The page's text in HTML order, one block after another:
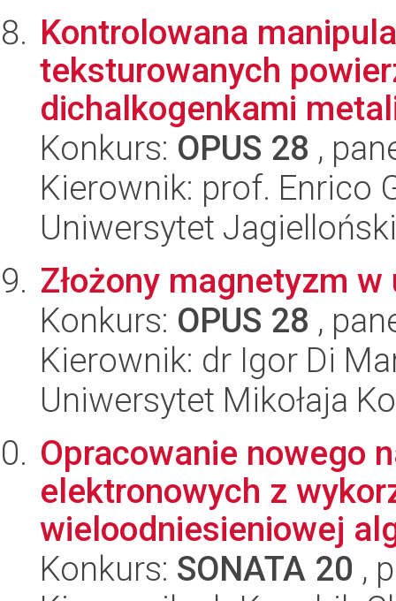
Kontrolowana
teksturowanych
dichalkogenkami
Konkurs: OPUS 28 ,
Kierownik: prof. Enrico
Uniwersytet Jagielloński
Złożony magnetyzm
Konkurs: OPUS 28 ,
Kierownik: dr Igor Di
Uniwersytet Mikołaja
Opracowanie nowego
elektronowych z
wieloodniesieniowej
Konkurs: SONATA 20 ,